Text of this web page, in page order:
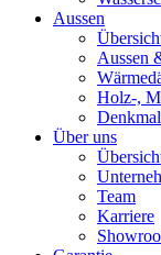
Aussen
Aussen
Holz-,
Über uns
Team
Karriere